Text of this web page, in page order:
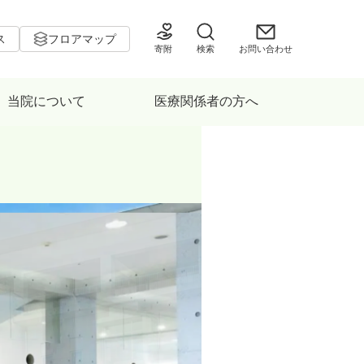
当院について 医療関係者の方へ
寄附 お問い合わせ
フロアマップ
検索